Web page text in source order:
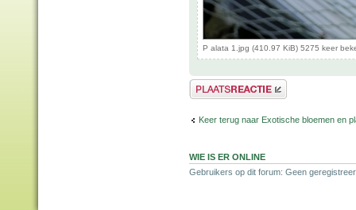
P alata 1.jpg (410.97 KiB) 5275 keer
Plaats een reactie
Keer terug naar Exotische bloemen en
WIE IS ER ONLINE
Gebruikers op dit forum: Geen